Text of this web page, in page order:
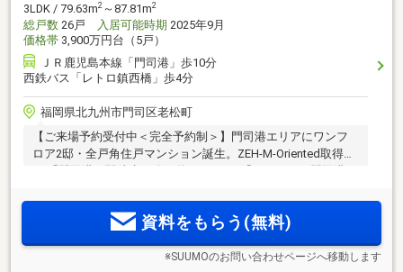
3LDK / 79.63m2 ～87.81m2
総戸数 26戸 入居可能時期 2025年9月
価格帯 3,900万円台（5戸）
ＪＲ鹿児島本線「門司港」歩10分
西鉄バス「レトロ鎮西橋」歩4分
福岡県北九州市門司区老松町
【ご来場予約受付中＜完全予約制＞】門司港エリアにワンフ
ロア2邸・全戸角住戸マンション誕生。ZEH-M-Oriented取得。
標準採用。
資料をもらう(無料)
※SUUMOのお問い合わせページへ移動します